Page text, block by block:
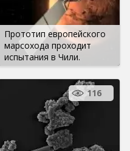
Прототип европейского
марсохода проходит
испытания в Чили.
116